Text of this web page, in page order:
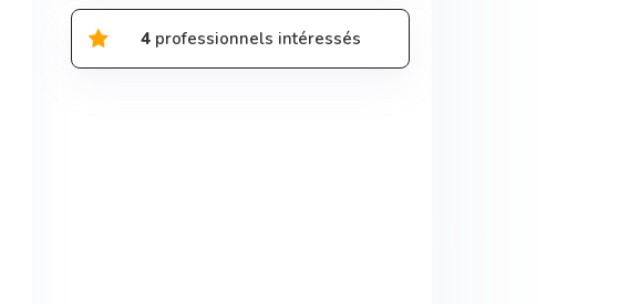
4professionnels intéressés